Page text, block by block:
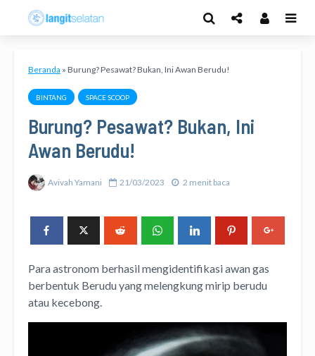
Beranda » Burung? Pesawat? Bukan, Ini Awan Berudu!
BINTANG SPACE SCOOP
Burung? Pesawat? Bukan, Ini
Awan Berudu!
Avivah Yamani 21/03/2023 2 menit baca
Para astronom berhasil mengidentifikasi awan gas
berbentuk Berudu yang melengkung mirip berudu
atau kecebong.